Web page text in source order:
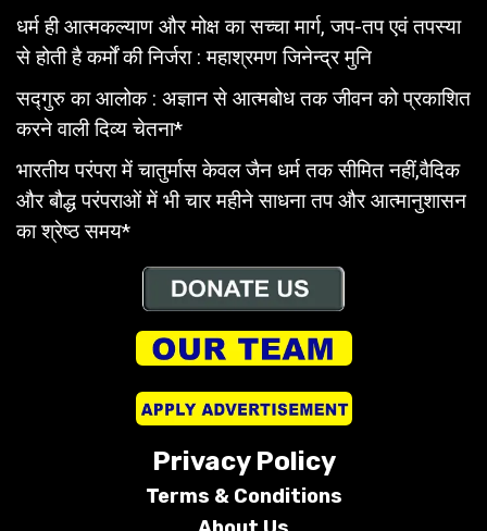
धर्म ही आत्मकल्याण और मोक्ष का सच्चा मार्ग, जप-तप एवं तपस्या
से होती है कर्मों की निर्जरा : महाश्रमण जिनेन्द्र मुनि
सद्गुरु का आलोक : अज्ञान से आत्मबोध तक जीवन को प्रकाशित
करने वाली दिव्य चेतना*
भारतीय परंपरा में चातुर्मास केवल जैन धर्म तक सीमित नहीं,वैदिक
और बौद्ध परंपराओं में भी चार महीने साधना तप और आत्मानुशासन
का श्रेष्ठ समय*
Privacy Policy
Terms & Conditions